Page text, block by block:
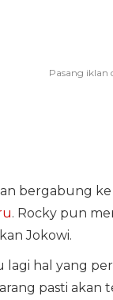
bergabung
. Rocky pun
Jokowi.
lagi hal yang
pasti akan